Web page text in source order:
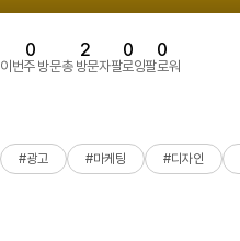
이번주 방문
0
총 방문자
2
팔로잉
0
팔로워
0
#광고 #마케팅 #디자인